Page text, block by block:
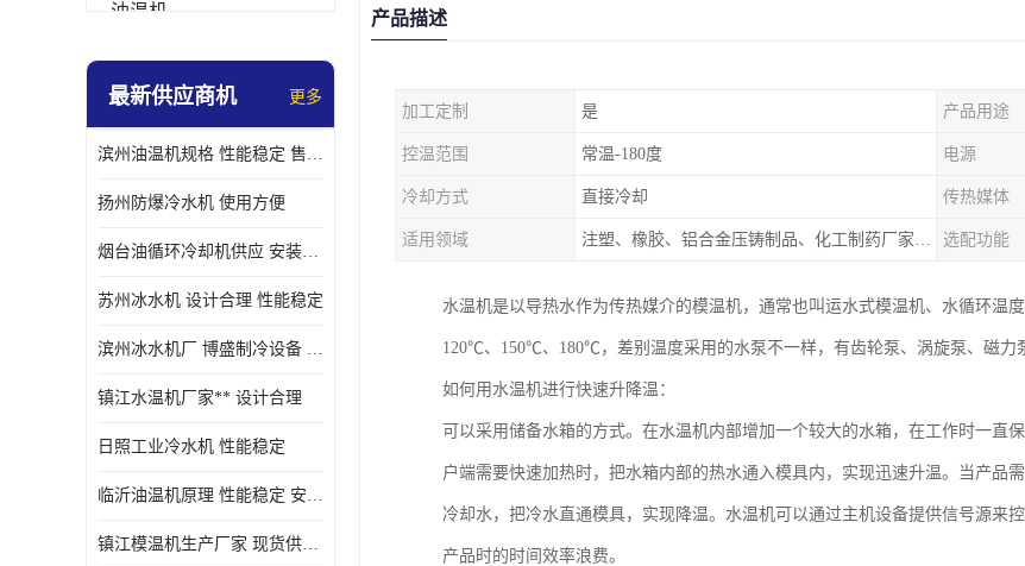
油温机
冰热一体机
油冷却机厂家
最新供应商机 更多
滨州油温机规格 性能稳定 售后方便
扬州防爆冷水机 使用方便
烟台油循环冷却机供应 安装方便
苏州冰水机 设计合理 性能稳定
滨州冰水机厂 博盛制冷设备 安装方便
镇江水温机厂家** 设计合理
日照工业冷水机 性能稳定
临沂油温机原理 性能稳定 安装方便
镇江模温机生产厂家 现货供应 售后保障
产品描述
加工定制 是 产品用途
控温范围 常温-180度 电源
冷却方式 直接冷却 传热媒体
适用领域 注塑、橡胶、铝合金压铸制品、化工制药厂家、注塑机、压铸机、反应釜、热压机配套 选配功能
水温机是以导热水作为传热媒介的模温机，通常也叫运水式模温机、水循环温
120℃、150℃、180℃，差别温度采用的水泵不一样，有齿轮泵、涡旋泵、磁力
如何用水温机进行快速升降温：
可以采用储备水箱的方式。在水温机内部增加一个较大的水箱，在工作时一直
户端需要快速加热时，把水箱内部的热水通入模具内，实现迅速升温。当产品
冷却水，把冷水直通模具，实现降温。水温机可以通过主机设备提供信号源来
产品时的时间效率浪费。